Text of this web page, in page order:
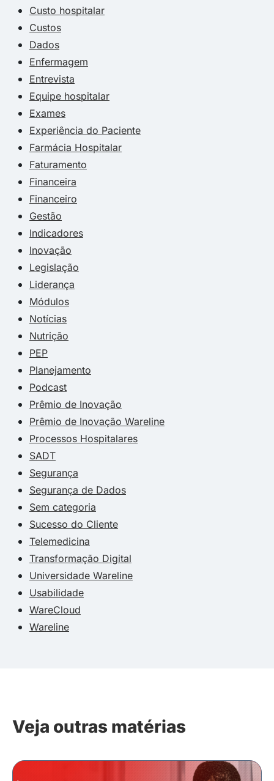
Custo hospitalar
Custos
Dados
Enfermagem
Entrevista
Equipe hospitalar
Exames
Experiência do Paciente
Farmácia Hospitalar
Faturamento
Financeira
Financeiro
Gestão
Indicadores
Inovação
Legislação
Liderança
Módulos
Notícias
Nutrição
PEP
Planejamento
Podcast
Prêmio de Inovação
Prêmio de Inovação Wareline
Processos Hospitalares
SADT
Segurança
Segurança de Dados
Sem categoria
Sucesso do Cliente
Telemedicina
Transformação Digital
Universidade Wareline
Usabilidade
WareCloud
Wareline
Veja outras matérias